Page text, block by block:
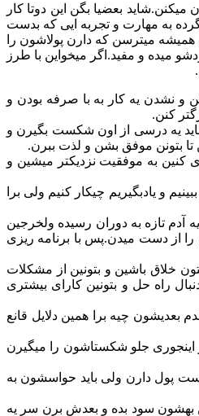
بعضیا بگن این دوتا کار
به مهارت و تجربه ایی که بدست
همیشه میترسن که دارن پولاشون را
میده و مفید.اگر میخواین با طرز
و نشدن یه کار به با صرفه بودن و
کنن.
باید یه درسی از اون شکست بگیرن و
بتونن موفق بشن و لذت ببرن.
کنین به موفقیت نزدیکتر میشین و
و یادبگیریم چیکار کنیم ولی برا
آدم تازه به دوران رسیده ولخرجین
را از دست میدن.پس با برنامه ریزی
خلاق باشین و بتونین از مشکلات
راه حل و بتونین کارای بیشتری
چیه برا همین دلایل قانع
اینجوری جلو شکستاشون را میگیرن
پول دارن ولی باید حواسشون به
بهشون سود بده و بعدش برن سر یه